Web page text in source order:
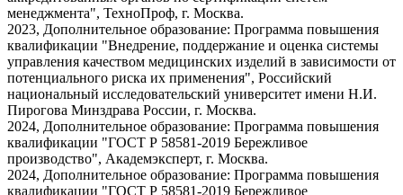
менеджмента", ТехноПроф, г. Москва.
2023, Дополнительное образование: Программа повышения
квалификации "Внедрение, поддержание и оценка системы
управления качеством медицинских изделий в зависимости от
потенциального риска их применения", Российский
национальный исследовательский университет имени Н.И.
Пирогова Минздрава России, г. Москва.
2024, Дополнительное образование: Программа повышения
квалификации "ГОСТ Р 58581-2019 Бережливое
производство", Академэксперт, г. Москва.
2024, Дополнительное образование: Программа повышения
квалификации "ГОСТ Р 58581-2019 Бережливое